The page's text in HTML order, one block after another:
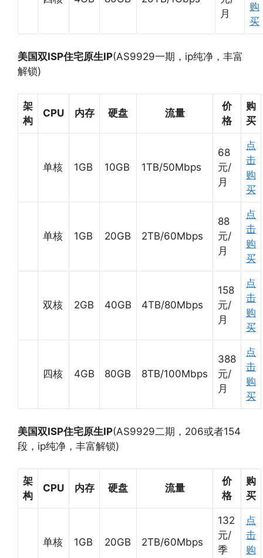
月
购
买
美国双ISP住宅原生IP(AS9929一期，ip纯净，丰富
解锁)
架
构
CPU 内存 硬盘 流量
价
格
购
买
单核 1GB 10GB 1TB/50Mbps
68
元/
月
点
击
购
买
单核 1GB 20GB 2TB/60Mbps
88
元/
月
点
击
购
买
双核 2GB 40GB 4TB/80Mbps
158
元/
月
点
击
购
买
四核 4GB 80GB 8TB/100Mbps
388
元/
月
点
击
购
买
美国双ISP住宅原生IP(AS9929二期，206或者154
段，ip纯净，丰富解锁)
架
构
CPU 内存 硬盘 流量
价
格
购
买
单核 1GB 20GB 2TB/60Mbps
132
元/
季
点
击
购